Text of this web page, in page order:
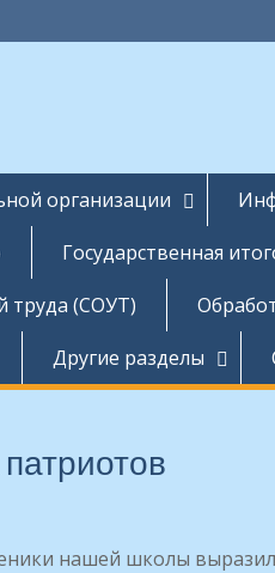
организации
Государственная
труда (СОУТ)
Другие разделы
нашей школы